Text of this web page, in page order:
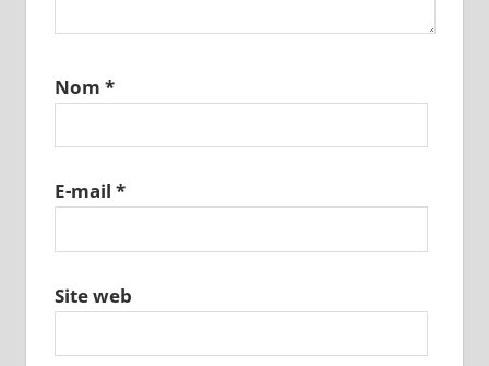
Nom *
E-mail *
Site web